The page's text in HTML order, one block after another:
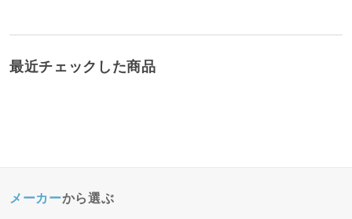
最近チェックした商品
メーカーから選ぶ